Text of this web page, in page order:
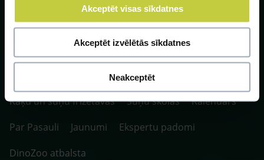
Akceptēt visas sīkdatnes
Akceptēt izvēlētās sīkdatnes
Neakceptēt
SIA ZOO Centrs, LV40003622166,
Vienības gatve 109, Rīga, Latvija, LV-1058.
P. 10:00-20:00 / S.SV. 10:00-16:00
Klīnikas un aptiekas
Kaķu un suņu frizētavas
Suņu skolas
Kalendārs
Par Pasauli
Jaunumi
Ekspertu padomi
DinoZoo atbalsta